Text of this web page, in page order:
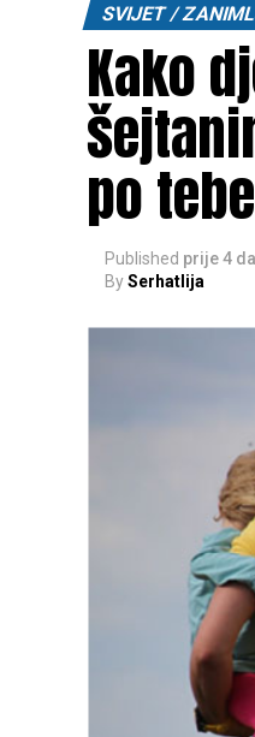
SVIJET /
Kako
po
Published prije 4
BySerhatlija